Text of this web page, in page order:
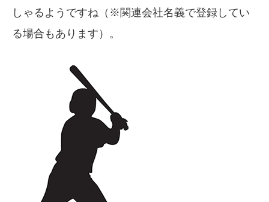
しゃるようですね（※関連会社名義で登録してい
る場合もあります）。